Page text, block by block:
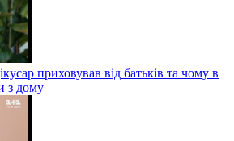
приховував від батьків та чому в
з дому